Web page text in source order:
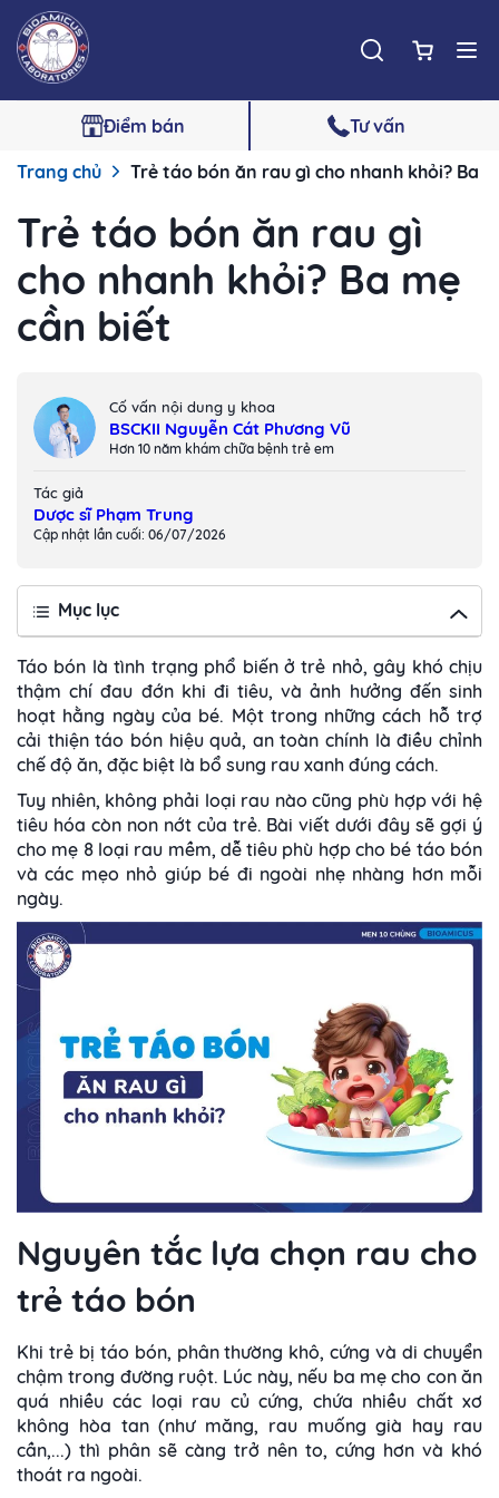
Điểm bán Tư vấn
Trang chủ Trẻ táo bón ăn rau gì cho nhanh khỏi? Ba
Trẻ táo bón ăn rau gì
cho nhanh khỏi? Ba mẹ
cần biết
Cố vấn nội dung y khoa
BSCKII Nguyễn Cát Phương Vũ
Hơn 10 năm khám chữa bệnh trẻ em
Tác giả
Dược sĩ Phạm Trung
Cập nhật lần cuối: 06/07/2026
Mục lục
Táo bón là tình trạng phổ biến ở trẻ nhỏ, gây khó chịu
thậm chí đau đớn khi đi tiêu, và ảnh hưởng đến sinh
hoạt hằng ngày của bé. Một trong những cách hỗ trợ
cải thiện táo bón hiệu quả, an toàn chính là điều chỉnh
chế độ ăn, đặc biệt là bổ sung rau xanh đúng cách.
Tuy nhiên, không phải loại rau nào cũng phù hợp với hệ
tiêu hóa còn non nớt của trẻ. Bài viết dưới đây sẽ gợi ý
cho mẹ 8 loại rau mềm, dễ tiêu phù hợp cho bé táo bón
và các mẹo nhỏ giúp bé đi ngoài nhẹ nhàng hơn mỗi
ngày.
Nguyên tắc lựa chọn rau cho
trẻ táo bón
Khi trẻ bị táo bón, phân thường khô, cứng và di chuyển
chậm trong đường ruột. Lúc này, nếu ba mẹ cho con ăn
quá nhiều các loại rau củ cứng, chứa nhiều chất xơ
không hòa tan (như măng, rau muống già hay rau
cần,...) thì phân sẽ càng trở nên to, cứng hơn và khó
thoát ra ngoài.